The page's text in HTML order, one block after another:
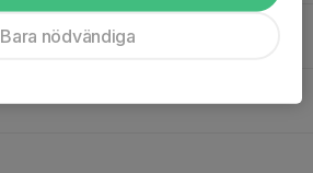
Bara nödvändiga